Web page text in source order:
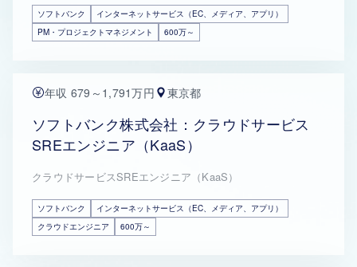
ソフトバンク
インターネットサービス（EC、メディア、アプリ）
PM・プロジェクトマネジメント
600万～
年収 679～1,791万円 東京都
ソフトバンク株式会社：クラウドサービス
SREエンジニア（KaaS）
クラウドサービスSREエンジニア（KaaS）
ソフトバンク
インターネットサービス（EC、メディア、アプリ）
クラウドエンジニア
600万～